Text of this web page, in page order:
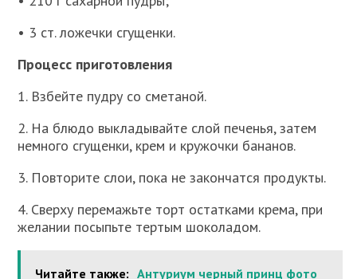
• 3 ст. ложечки сгущенки.
Процесс приготовления
1. Взбейте пудру со сметаной.
2. На блюдо выкладывайте слой печенья, затем
немного сгущенки, крем и кружочки бананов.
3. Повторите слои, пока не закончатся продукты.
4. Сверху перемажьте торт остатками крема, при
желании посыпьте тертым шоколадом.
Читайте также: Антуриум черный принц фото